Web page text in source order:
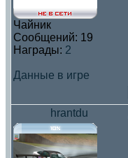
Чайник
Сообщений: 19
Награды: 2
Данные в игре
hrantdu